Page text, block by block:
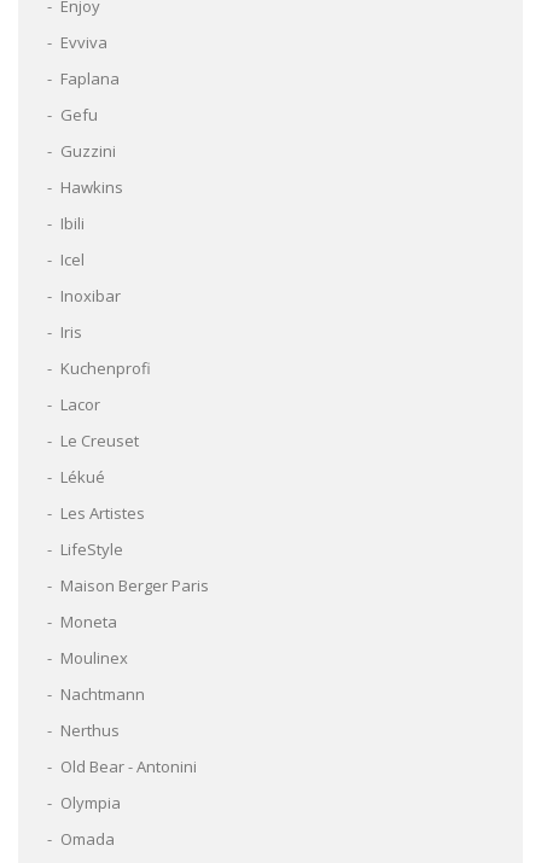
Enjoy
Evviva
Faplana
Gefu
Guzzini
Hawkins
Ibili
Icel
Inoxibar
Iris
Kuchenprofi
Lacor
Le Creuset
Lékué
Les Artistes
LifeStyle
Maison Berger Paris
Moneta
Moulinex
Nachtmann
Nerthus
Old Bear - Antonini
Olympia
Omada